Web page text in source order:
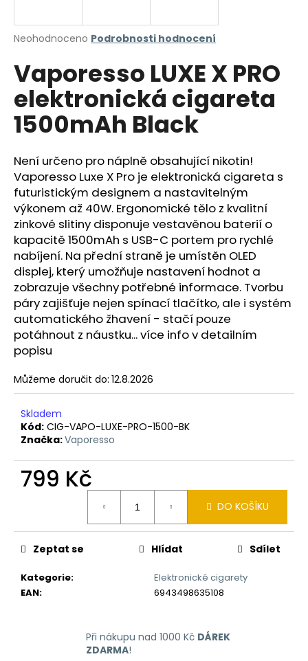
Průměrné
produktu
je
z
5
hvězdiček.
Neohodnoceno Podrobnosti hodnocení
Vaporesso LUXE X PRO
elektronická cigareta
1500mAh Black
Není určeno pro náplně obsahující nikotin!
Vaporesso Luxe X Pro je elektronická cigareta s
futuristickým designem a nastavitelným
výkonem až 40W. Ergonomické tělo z kvalitní
zinkové slitiny disponuje vestavěnou baterií o
kapacitě 1500mAh s USB-C portem pro rychlé
nabíjení. Na přední straně je umístěn OLED
displej, který umožňuje nastavení hodnot a
zobrazuje všechny potřebné informace. Tvorbu
páry zajišťuje nejen spínací tlačítko, ale i systém
automatického žhavení - stačí pouze
potáhnout z náustku... více info v detailním
popisu
Můžeme doručit do: 12.8.2026
Skladem
Kód: CIG-VAPO-LUXE-PRO-1500-BK
Značka:Vaporesso
799 Kč
DO KOŠÍKU
Kategorie:
Elektronické cigarety
EAN: 6943498635108
Zeptat se Hlídat Sdílet
Při nákupu nad 1000 Kč DÁREK
ZDARMA!
j
t
?
HLEDAT
D
o
p
o
r
u
č
u
j
e
m
e
LIQUID
ARAMAX
STRAWBERRY
10ML-
12MG